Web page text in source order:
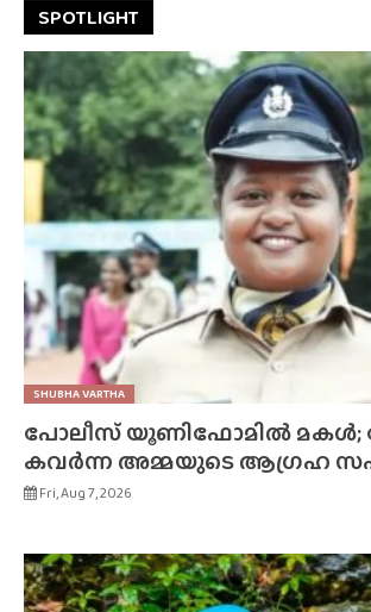
SPOTLIGHT
SHUBHA VARTHA
പോലീസ് യൂണിഫോമിൽ മകൾ;
കവർന്ന അമ്മയുടെ ആഗ്രഹ
Fri, Aug 7, 2026